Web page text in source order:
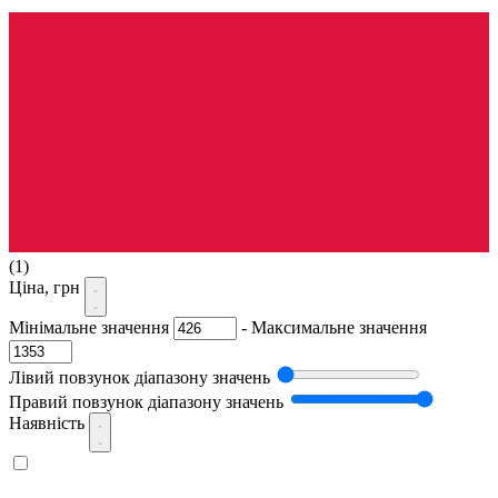
(1)
Ціна, грн
Мінімальне значення - Максимальне значення
Лівий повзунок діапазону значень
Правий повзунок діапазону значень
Наявність